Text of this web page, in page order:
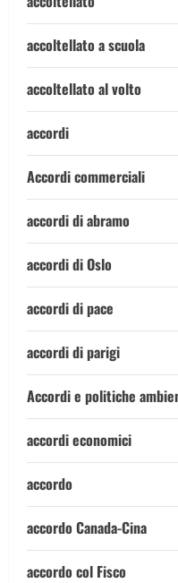
accoltellato a scuola
accoltellato al volto
accordi
Accordi commerciali
accordi di abramo
accordi di Oslo
accordi di pace
accordi di parigi
Accordi e politiche
accordi economici
accordo
accordo Canada-Cina
accordo col Fisco